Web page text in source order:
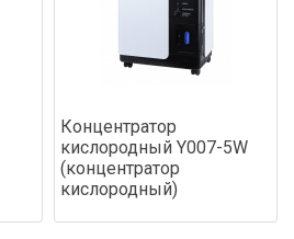
Концентратор
кислородный Y007-5W
(концентратор
кислородный)